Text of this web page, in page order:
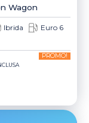
Wagon
Ibrida
Euro 6
PROMO!